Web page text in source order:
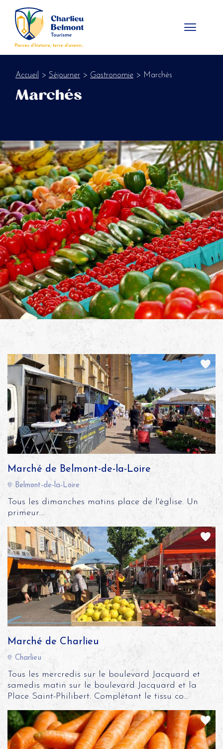
Accueil > Séjourner> Gastronomie> Marchés
Marchés
Marché de Belmont-de-la-Loire
Belmont-de-la-Loire
Tous les dimanches matins place de l'église. Un
primeur....
Marché de Charlieu
Charlieu
Tous les mercredis sur le boulevard Jacquard et
samedis matin sur le boulevard Jacquard et la
Place Saint-Philibert. Complétant le tissu co...
Panneau de gestion des cookies